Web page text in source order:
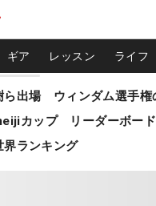
ギア レッスン ライフ
カップ リーダーボード
界ランキング